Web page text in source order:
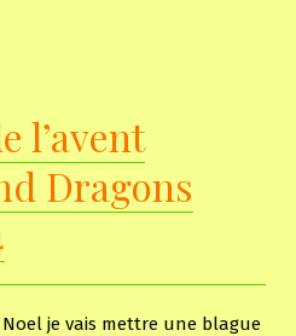
l’avent
Dragons
je vais mettre une blague